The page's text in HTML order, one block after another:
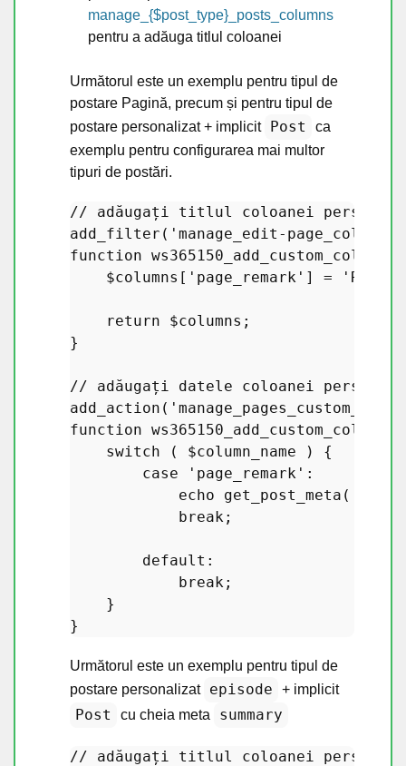
manage_{$post_type}_posts_columns
pentru a adăuga titlul coloanei
Următorul este un exemplu pentru tipul de
postare Pagină, precum și pentru tipul de
postare personalizat + implicit Post
ca
exemplu pentru configurarea mai multor
tipuri de postări.
// adăugați titlul coloanei
add_filter ( 'manage_edit-page_columns'
function
$columns [ 'page_remark' ] =
return $columns ;
}
// adăugați datele coloanei
add_action (
function
switch ( $column_name ) {
case
'page_remark' :
echo
get_post_meta (
break;
default :
break;
    }
Următorul este un exemplu pentru tipul de
postare personalizat episode + implicit
Post cu cheia meta summary
// adăugați titlul coloanei